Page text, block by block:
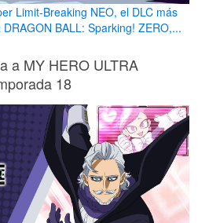
Limit-Breaking NEO, el DLC más
BALL: Sparking! ZERO,...
a MY HERO ULTRA
18